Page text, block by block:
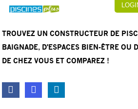
TROUVEZ UN CONSTRUCTEUR DE
BAIGNADE, D'ESPACES BIEN-ÊTRE OU
DE CHEZ VOUS ET COMPAREZ !